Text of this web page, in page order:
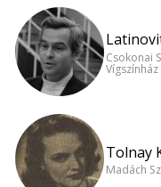
Csokonai
Tolnay
Madách